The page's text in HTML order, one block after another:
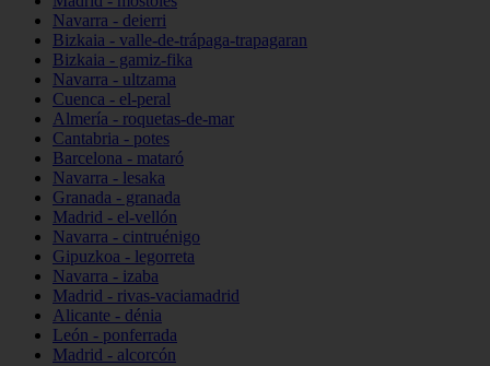
Navarra - deierri
Bizkaia - valle-de-trápaga-trapagaran
Bizkaia - gamiz-fika
Navarra - ultzama
Cuenca - el-peral
Almería - roquetas-de-mar
Cantabria - potes
Barcelona - mataró
Navarra - lesaka
Granada - granada
Madrid - el-vellón
Navarra - cintruénigo
Gipuzkoa - legorreta
Navarra - izaba
Madrid - rivas-vaciamadrid
Alicante - dénia
León - ponferrada
Madrid - alcorcón